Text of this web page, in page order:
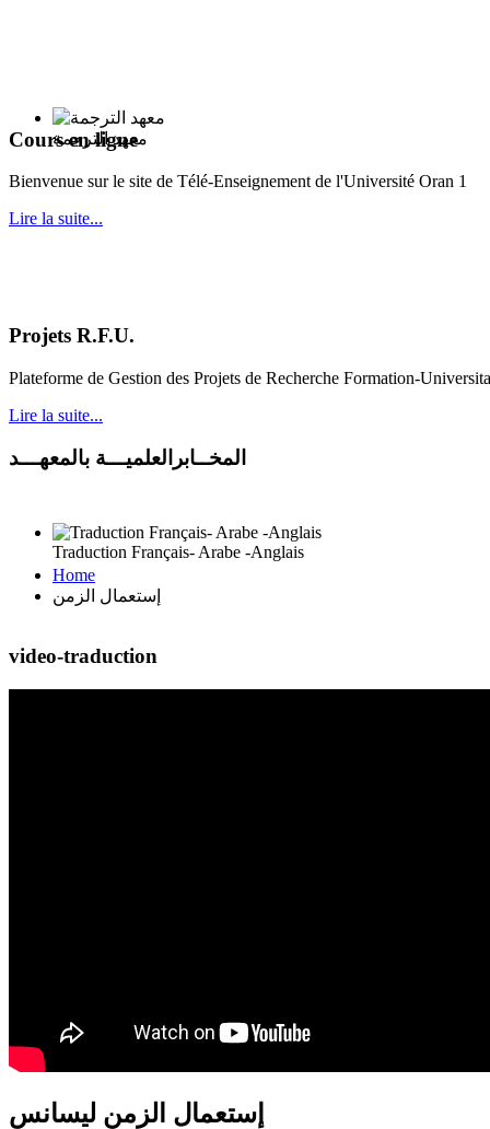
معهد الترجمة
Traduction Français- Arabe -Anglais
Cours en ligne
Bienvenue sur le site de Télé-Enseignement de l'Université Oran 1
Lire la suite...
Projets R.F.U.
Plateforme de Gestion des Projets de Recherche Formation-
Lire la suite...
المخــابرالعلميـــة بالمعهـــد
Home
إستعمال الزمن
video-traduction
إستعمال الزمن ليسانس